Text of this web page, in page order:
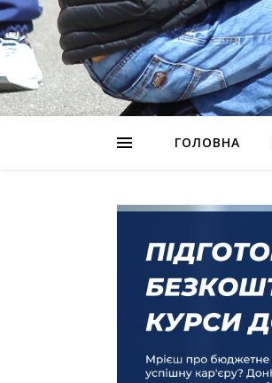
ГОЛОВНА